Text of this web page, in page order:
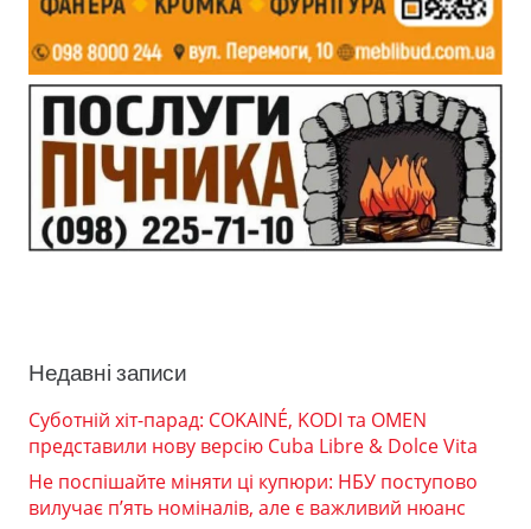
Недавні записи
Суботній хіт-парад: COKAINÉ, KODI та OMEN
представили нову версію Cuba Libre & Dolce Vita
Не поспішайте міняти ці купюри: НБУ поступово
вилучає п’ять номіналів, але є важливий нюанс